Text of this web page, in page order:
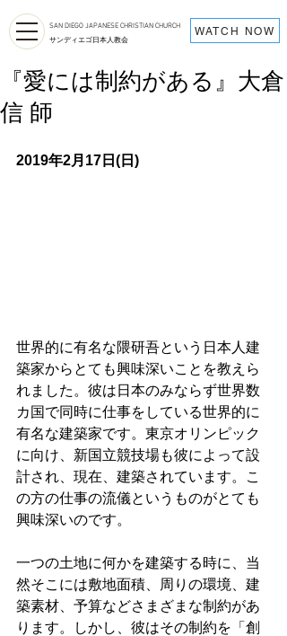
SAN DIEGO JAPANESE CHRISTIAN CHURCH
サンディエゴ日本人教会
WATCH NOW
『愛には制約がある』大倉
信 師
2019年2月17日(日)
世界的に有名な隈研吾という日本人建
築家からとても興味深いことを教えら
れました。彼は日本のみならず世界数
カ国で同時に仕事をしている世界的に
有名な建築家です。東京オリンピック
に向け、新国立競技場も彼によって設
計され、現在、建築されています。こ
の方の仕事の流儀というものがとても
興味深いのです。
一つの土地に何かを建築する時に、当
然そこには敷地面積、周りの環境、建
築素材、予算などさまざまな制約があ
ります。しかし、彼はその制約を「創